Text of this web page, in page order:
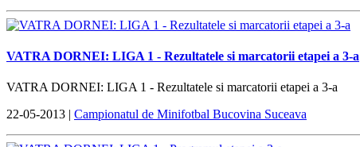
VATRA DORNEI: LIGA 1 - Rezultatele si marcatorii etapei a 3-a
VATRA DORNEI: LIGA 1 - Rezultatele si marcatorii etapei a 3-a
22-05-2013 | Campionatul de Minifotbal Bucovina Suceava